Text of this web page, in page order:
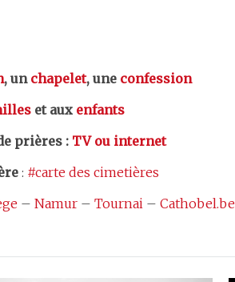
, un chapelet, une confession
et aux enfants
prières : TV ou internet
: #carte des cimetières
– Namur – Tournai – Cathobel.be